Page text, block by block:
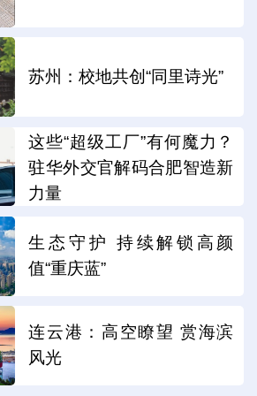
苏州：校地共创“同里诗光”
这些“超级工厂”有何魔力？
驻华外交官解码合肥智造新
力量
生态守护 持续解锁高颜
值“重庆蓝”
连云港：高空瞭望 赏海滨
风光